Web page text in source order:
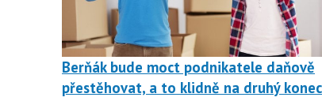
Berňák bude moct podnikatele daňově
přestěhovat, a to klidně na druhý konec